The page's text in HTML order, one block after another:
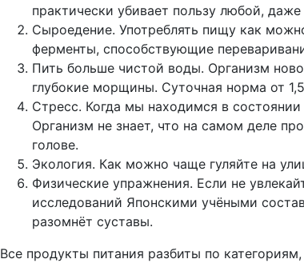
практически убивает пользу любой,
Сыроедение. Употреблять пищу как
ферменты, способствующие
Пить больше чистой воды. Организм
глубокие морщины. Суточная норма от
Стресс. Когда мы находимся в
Организм не знает, что на самом деле
голове.
Экология. Как можно чаще гуляйте на
Физические упражнения. Если не
исследований Японскими учёными
разомнёт суставы.
Все продукты питания разбиты по